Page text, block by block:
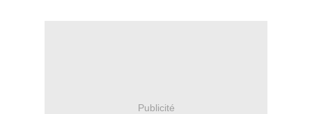
Publicité